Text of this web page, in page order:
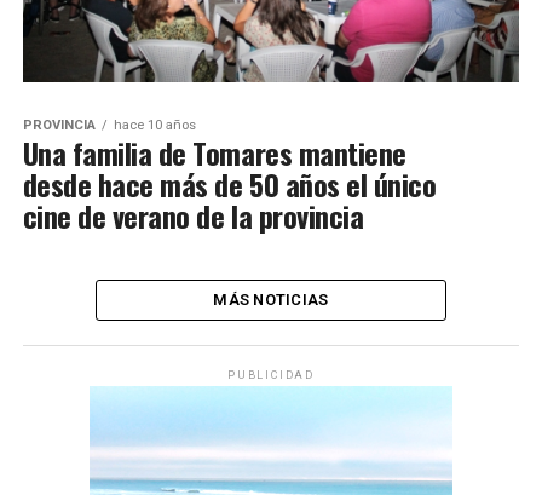
PROVINCIA hace 10 años
Una familia de Tomares mantiene
desde hace más de 50 años el único
cine de verano de la provincia
MÁS NOTICIAS
PUBLICIDAD